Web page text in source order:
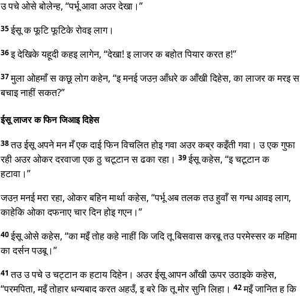
उ पचे ओसे बोलेन्ह, “पर्भू आवा अउर देखा।”
35ईसू क फूटि फूटिके रोवइ लाग।
36इ देखिके यहूदी कहइ लागेन, “देखा! इ लाजर क बहोत पियार करत ह!”
37मुला ओहमाँ स कछू लोग कहेन, “इ मनई जउऩ आँधरे क आँखी दिहेस, का लाजर क मरइ स
बचाइ नाहीं सकत?”
ईसू लाजर क फिन जिआइ दिहेस
38तउ ईसू अपने मन मँ एक दाई फिन विचलित होइ गवा अउर कब्र कइँती गवा। उ एक गुफा
रही अउर ओकर दरवाजा एक ठु चटूटान स ढका रहा। 39ईसू कहेस, “इ चटूटान क
हटावा।”
जउऩ मनई मरा रहा, ओकर बहिन मार्था कहेस, “पर्भू अब तलक तउ हुवाँ स गन्ध आवइ लाग,
काहेकि ओका दफनाए चार दिन होइ गएन।”
40ईसू ओसे कहेस, “का मइँ तोह कहे नाहीं कि जदि तू बिसवास करबू तउ परमेस्सर क महिमा
का दर्सन पउबू।”
41तउ उ पचे उ चट्टान क हटाय दिहेन। अउर ईसू आपन आँखी ऊपर उठाइके कहेस,
“परमपिता, मइँ तोहार धन्यबाद करत अहउँ, इ बरे कि तू मोर सुनि लिहा। 42मइँ जानित ह कि